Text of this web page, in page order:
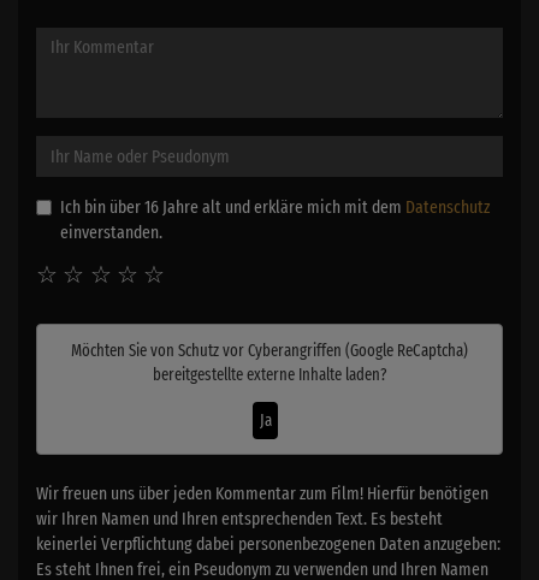
Ich bin über 16 Jahre alt und erkläre mich mit dem Datenschutz
einverstanden.
☆
☆
☆
☆
☆
Möchten Sie von Schutz vor Cyberangriffen (Google ReCaptcha)
bereitgestellte externe Inhalte laden?
Ja
Wir freuen uns über jeden Kommentar zum Film! Hierfür benötigen
wir Ihren Namen und Ihren entsprechenden Text. Es besteht
keinerlei Verpflichtung dabei personenbezogenen Daten anzugeben:
Es steht Ihnen frei, ein Pseudonym zu verwenden und Ihren Namen